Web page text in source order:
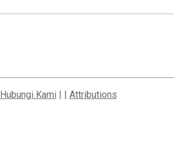
Hubungi Kami | | Attributions